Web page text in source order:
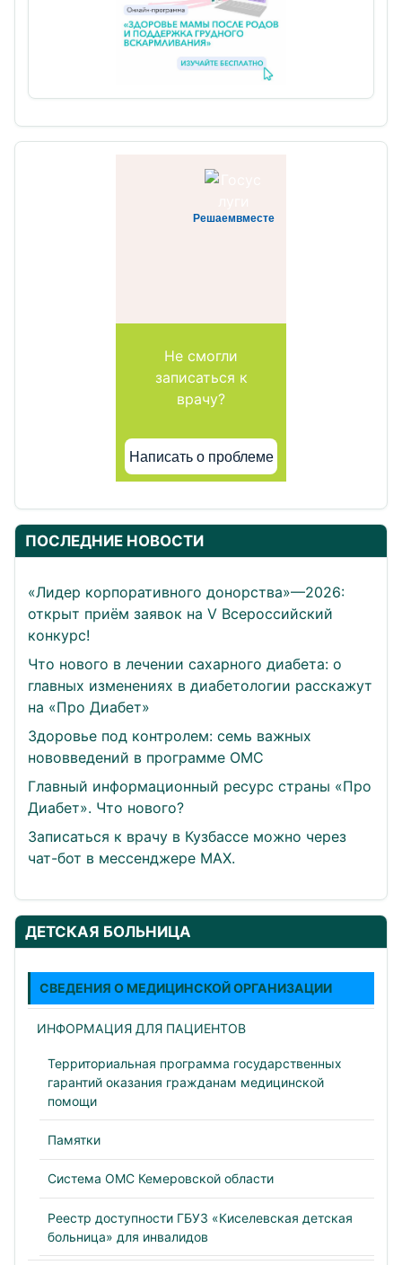
ПОСЛЕДНИЕ НОВОСТИ
«Лидер корпоративного донорства»—2026:
открыт приём заявок на V Всероссийский
конкурс!
Что нового в лечении сахарного диабета: о
главных изменениях в диабетологии расскажут
на «Про Диабет»
Здоровье под контролем: семь важных
нововведений в программе ОМС
Главный информационный ресурс страны «Про
Диабет». Что нового?
Записаться к врачу в Кузбассе можно через
чат-бот в мессенджере МАХ.
ДЕТСКАЯ БОЛЬНИЦА
СВЕДЕНИЯ О МЕДИЦИНСКОЙ ОРГАНИЗАЦИИ
ИНФОРМАЦИЯ ДЛЯ ПАЦИЕНТОВ
Территориальная программа государственных
гарантий оказания гражданам медицинской
помощи
Памятки
Система ОМС Кемеровской области
Реестр доступности ГБУЗ «Киселевская детская
больница» для инвалидов
Решаемвместе
Не смогли
записаться к
врачу?
Написать о проблеме